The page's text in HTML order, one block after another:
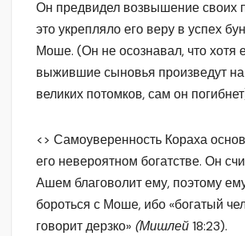
Он предвидел возвышение своих
это укрепляло его веру в успех
Моше. (Он не осознавал, что хотя
выжившие сыновья произведут на
великих потомков, сам он
<> Самоуверенность Кораха
его невероятном богатстве. Он
Ашем благоволит ему, поэтому
бороться с Моше, ибо «богатый
говорит дерзко» (Мишлей18:23).